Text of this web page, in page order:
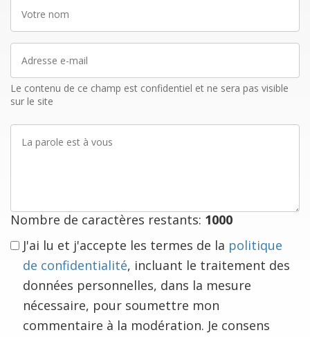
nom
mail
Le contenu de ce champ est confidentiel et ne sera pas visible
sur le site
parole
Nombre de caractères restants: 1000
J'ai lu et j'accepte les termes de la politique
de confidentialité, incluant le traitement des
données personnelles, dans la mesure
nécessaire, pour soumettre mon
commentaire à la modération. Je consens